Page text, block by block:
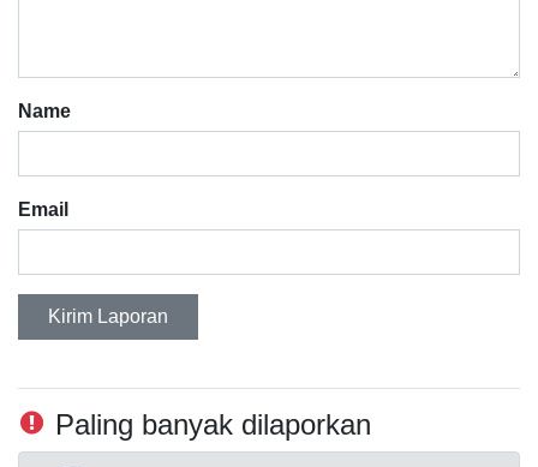
Name
Email
Kirim Laporan
Paling banyak dilaporkan